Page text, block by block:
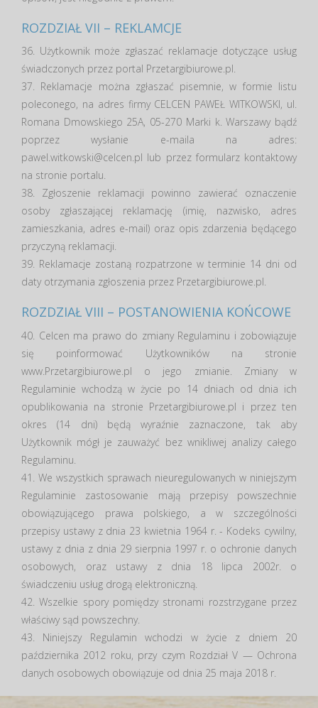
ROZDZIAŁ VII – REKLAMCJE
36. Użytkownik może zgłaszać reklamacje dotyczące usług
świadczonych przez portal Przetargibiurowe.pl.
37. Reklamacje można zgłaszać pisemnie, w formie listu
poleconego, na adres firmy CELCEN PAWEŁ WITKOWSKI, ul.
Romana Dmowskiego 25A, 05-270 Marki k. Warszawy bądź
poprzez wysłanie e-maila na adres:
pawel.witkowski@celcen.pl lub przez formularz kontaktowy
na stronie portalu.
38. Zgłoszenie reklamacji powinno zawierać oznaczenie
osoby zgłaszającej reklamację (imię, nazwisko, adres
zamieszkania, adres e-mail) oraz opis zdarzenia będącego
przyczyną reklamacji.
39. Reklamacje zostaną rozpatrzone w terminie 14 dni od
daty otrzymania zgłoszenia przez Przetargibiurowe.pl.
ROZDZIAŁ VIII – POSTANOWIENIA KOŃCOWE
40. Celcen ma prawo do zmiany Regulaminu i zobowiązuje
się poinformować Użytkowników na stronie
www.Przetargibiurowe.pl o jego zmianie. Zmiany w
Regulaminie wchodzą w życie po 14 dniach od dnia ich
opublikowania na stronie Przetargibiurowe.pl i przez ten
okres (14 dni) będą wyraźnie zaznaczone, tak aby
Użytkownik mógł je zauważyć bez wnikliwej analizy całego
Regulaminu.
41. We wszystkich sprawach nieuregulowanych w niniejszym
Regulaminie zastosowanie mają przepisy powszechnie
obowiązującego prawa polskiego, a w szczególności
przepisy ustawy z dnia 23 kwietnia 1964 r. - Kodeks cywilny,
ustawy z dnia z dnia 29 sierpnia 1997 r. o ochronie danych
osobowych, oraz ustawy z dnia 18 lipca 2002r. o
świadczeniu usług drogą elektroniczną.
42. Wszelkie spory pomiędzy stronami rozstrzygane przez
właściwy sąd powszechny.
43. Niniejszy Regulamin wchodzi w życie z dniem 20
października 2012 roku, przy czym Rozdział V — Ochrona
danych osobowych obowiązuje od dnia 25 maja 2018 r.